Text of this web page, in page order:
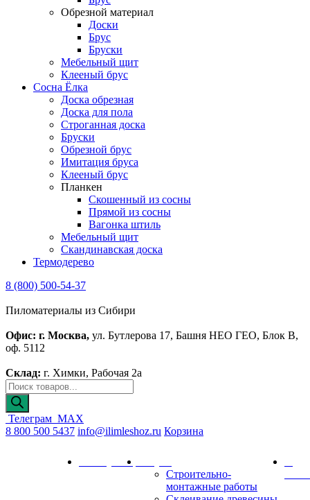
Обрезной материал
Доски
Брус
Бруски
Мебельный щит
Клееный брус
Сосна Ёлка
Доска обрезная
Доска для пола
Строганная доска
Бруски
Обрезной брус
Имитация бруса
Клееный брус
Планкен
Скошенный из сосны
Прямой из сосны
Вагонка штиль
Мебельный щит
Скандинавская доска
Термодерево
8 (800) 500-54-37
Пиломатериалы из Сибири
Офис: г. Москва, ул. Бутлерова 17, Башня НЕО ГЕО, Блок В,
оф. 5112
Склад: г. Химки, Рабочая 2а
Телеграм MAX
8 800 500 5437 info@ilimleshoz.ru Корзина
Калькулятор
Строительно-
монтажные работы